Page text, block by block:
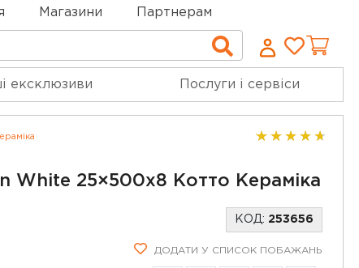
Магазини Партнерам
Пошук
ексклюзиви Послуги і сервіси
White 25×500x8 Котто Кераміка
КОД: 253656
ДОДАТИ У СПИСОК ПОБАЖАНЬ